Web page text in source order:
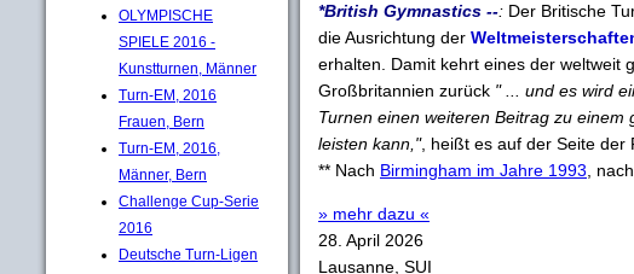
OLYMPISCHE
SPIELE 2016 -
Kunstturnen, Männer
Turn-EM, 2016
Frauen, Bern
Turn-EM, 2016,
Männer, Bern
Challenge Cup-Serie
2016
Deutsche Turn-Ligen
*British Gymnastics --: Der Britische
die Ausrichtung der
erhalten. Damit kehrt eines der weltweit
Großbritannien zurück " ... und es wird
Turnen einen weiteren Beitrag zu
leisten kann,", heißt es auf der Seite der
** Nach Birmingham im Jahre 1993 , nach
» mehr dazu «
28. April 2026
Lausanne, SUI